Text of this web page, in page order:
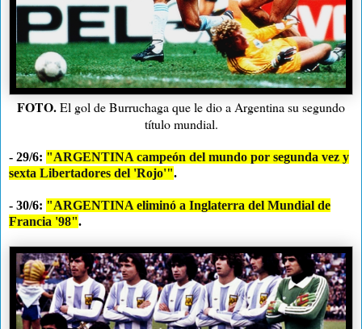
FOTO.El gol de Burruchaga que le dio a Argentina su segundo
título mundial.
- 29/6: "ARGENTINA campeón del mundo por segunda vez y
sexta Libertadores del 'Rojo'".
- 30/6: "ARGENTINA eliminó a Inglaterra del Mundial de
Francia '98".